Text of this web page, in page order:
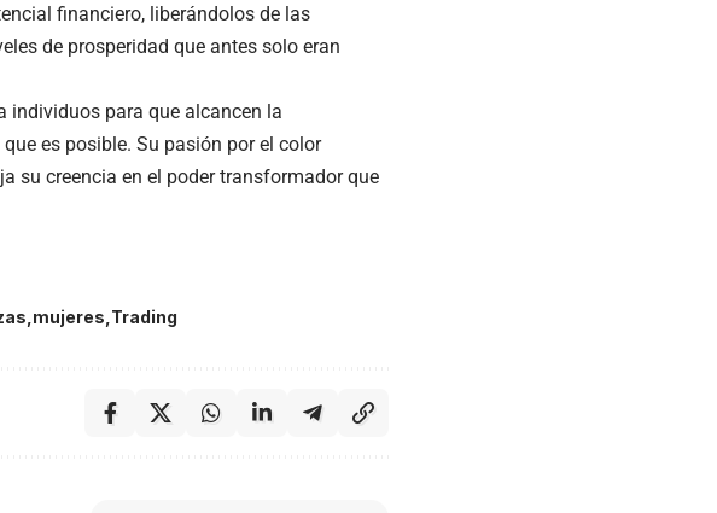
financiero, liberándolos de las
de prosperidad que antes solo eran
individuos para que alcancen la
es posible. Su pasión por el color
su creencia en el poder transformador que
mujeres Trading